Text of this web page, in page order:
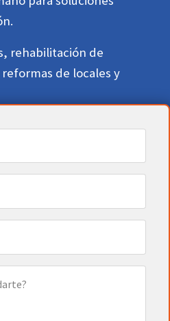
rehabilitación de
de locales y